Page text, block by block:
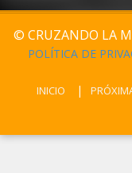
© CRUZANDO LA
POLÍTICA DE
INICIO